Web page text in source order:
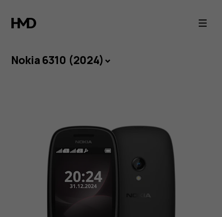
Nokia
6310
(2024)
Nokia 6310 (2024)